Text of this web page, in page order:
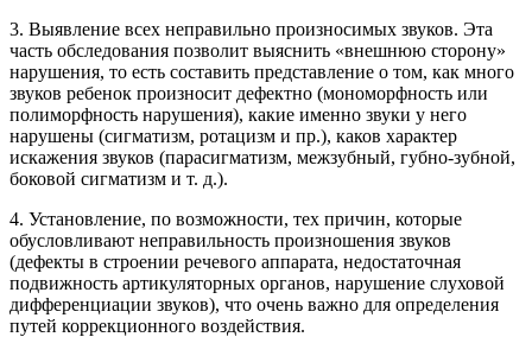
3. Выявление всех неправильно произносимых звуков. Эта
часть обследования позволит выяснить «внешнюю сторону»
нарушения, то есть составить представление о том, как много
звуков ребенок произносит дефектно (мономорфность или
полиморфность нарушения), какие именно звуки у него
нарушены (сигматизм, ротацизм и пр.), каков характер
искажения звуков (парасигматизм, межзубный, губно-зубной,
боковой сигматизм и т. д.).
4. Установление, по возможности, тех причин, которые
обусловливают неправильность произношения звуков
(дефекты в строении речевого аппарата, недостаточная
подвижность артикуляторных органов, нарушение слуховой
дифференциации звуков), что очень важно для определения
путей коррекционного воздействия.